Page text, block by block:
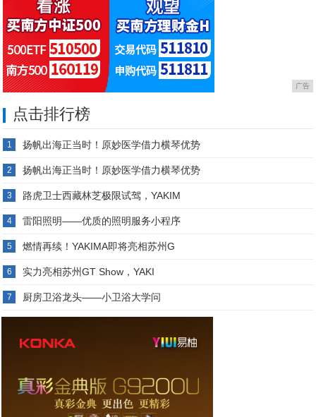
广告
点击排行榜
1 扬帆出海正当时！原妙医学借力横琴优势
2 扬帆出海正当时！原妙医学借力横琴优势
3 路虎卫士西藏林芝极限试驾，YAKIM
4 雷阳照明——优质的照明服务小程序
5 燃情再续！YAKIMA即将亮相苏州G
6 实力亮相苏州GT Show，YAKI
7 厨房卫浴龙头——小卫浴大学问